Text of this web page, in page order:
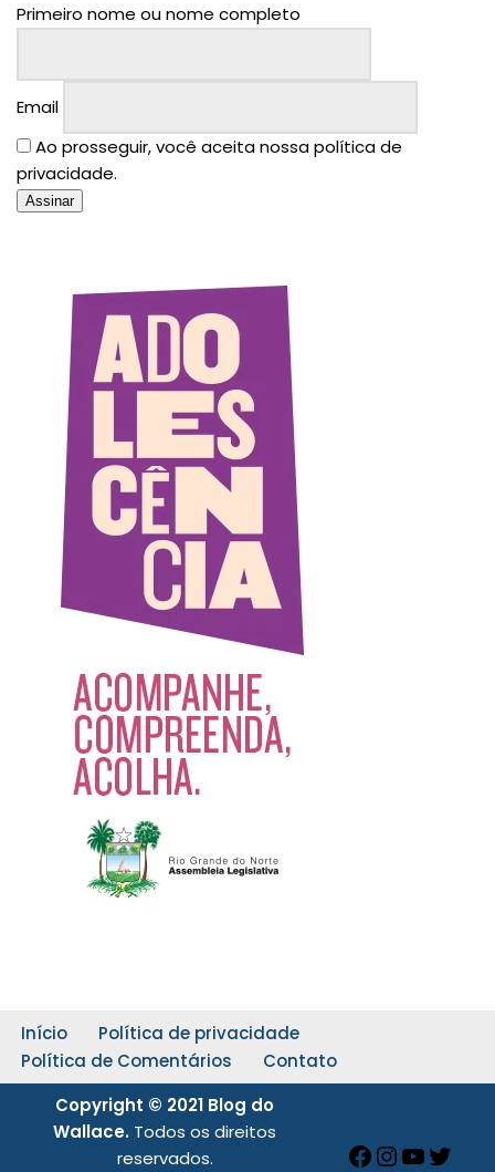
Primeiro nome ou nome completo
Email
Ao prosseguir, você aceita nossa política de
privacidade.
Início
Política de privacidade
Política de Comentários
Contato
Copyright © 2021 Blog do
Wallace. Todos os direitos
reservados.